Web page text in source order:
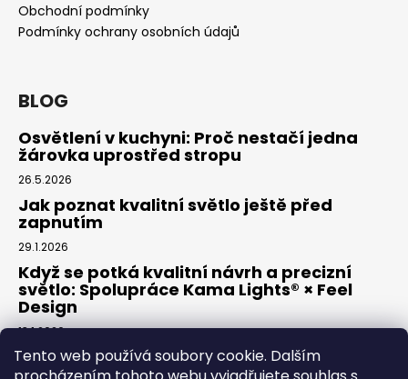
Tento web používá soubory cookie. Dalším
Obchodní podmínky
Podmínky ochrany osobních údajů
BLOG
Osvětlení v kuchyni: Proč nestačí jedna
žárovka uprostřed stropu
26.5.2026
Jak poznat kvalitní světlo ještě před
zapnutím
29.1.2026
Když se potká kvalitní návrh a precizní
světlo: Spolupráce Kama Lights® × Feel
Design
13.1.2026